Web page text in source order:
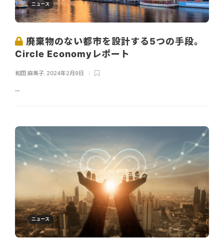
ニュース
廃棄物のない都市を設計する5つの手段。
Circle Economyレポート
和田 麻美子 2024年2月9日
...
ニュース